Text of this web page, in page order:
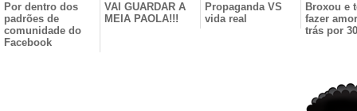
Por dentro dos
padrões de
comunidade do
Facebook
VAI GUARDAR A
MEIA PAOLA!!!
Propaganda VS
vida real
Broxou e
fazer
trás por